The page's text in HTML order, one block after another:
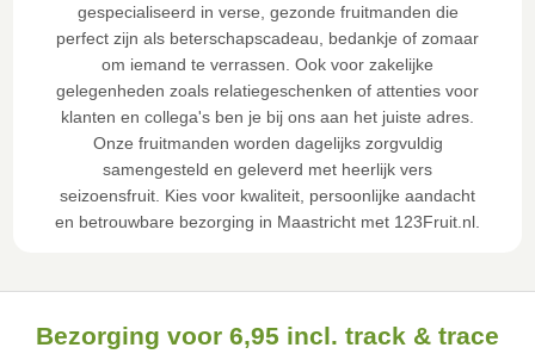
gespecialiseerd in verse, gezonde fruitmanden die
perfect zijn als beterschapscadeau, bedankje of zomaar
om iemand te verrassen. Ook voor zakelijke
gelegenheden zoals relatiegeschenken of attenties voor
klanten en collega's ben je bij ons aan het juiste adres.
Onze fruitmanden worden dagelijks zorgvuldig
samengesteld en geleverd met heerlijk vers
seizoensfruit. Kies voor kwaliteit, persoonlijke aandacht
en betrouwbare bezorging in Maastricht met 123Fruit.nl.
Bezorging voor 6,95 incl. track & trace